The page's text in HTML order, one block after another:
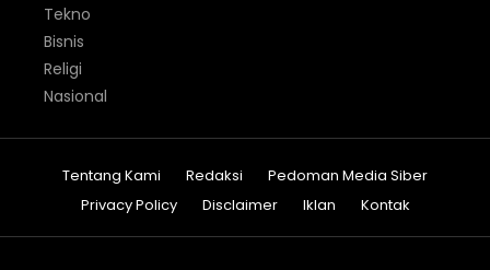
Tekno
Bisnis
Religi
Nasional
Tentang Kami Redaksi
Pedoman Media Siber
Privacy Policy
Disclaimer Iklan Kontak